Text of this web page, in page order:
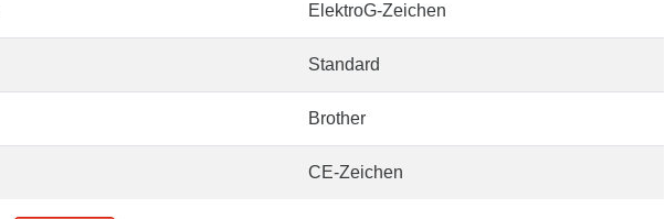
ElektroG-Zeichen
Standard
Brother
CE-Zeichen